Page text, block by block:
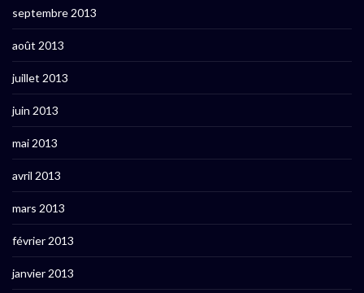
septembre 2013
août 2013
juillet 2013
juin 2013
mai 2013
avril 2013
mars 2013
février 2013
janvier 2013